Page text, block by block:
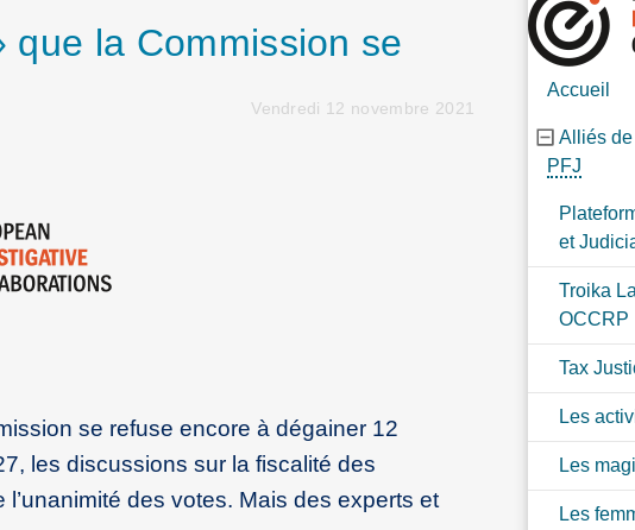
que la Commission se
Vendredi 12 novembre 2021
se refuse encore à dégainer 12
les discussions sur la fiscalité des
des votes. Mais des experts et
Accueil
Alliés
PFJ
et
Troika
OCCRP
Tax
Les
Les
Les